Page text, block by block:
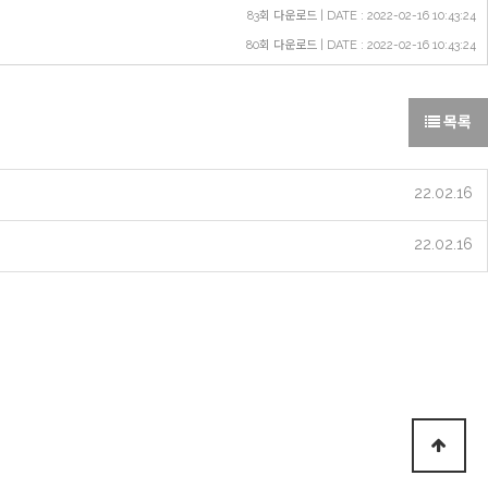
83회 다운로드 | DATE : 2022-02-16 10:43:24
80회 다운로드 | DATE : 2022-02-16 10:43:24
목록
22.02.16
22.02.16